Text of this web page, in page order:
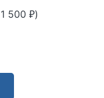
1 500 ₽)